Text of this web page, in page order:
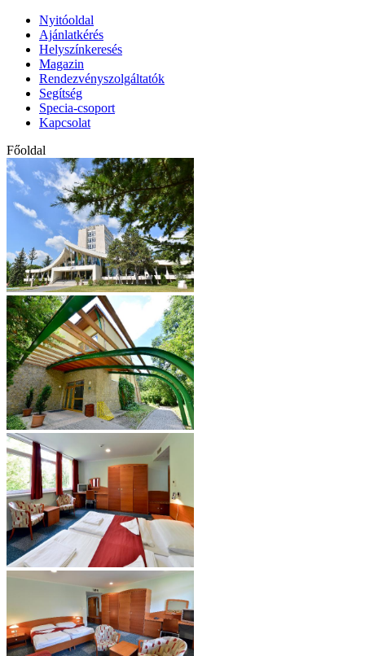
Nyitóoldal
Ajánlatkérés
Helyszínkeresés
Magazin
Rendezvényszolgáltatók
Segítség
Specia-csoport
Kapcsolat
Főoldal